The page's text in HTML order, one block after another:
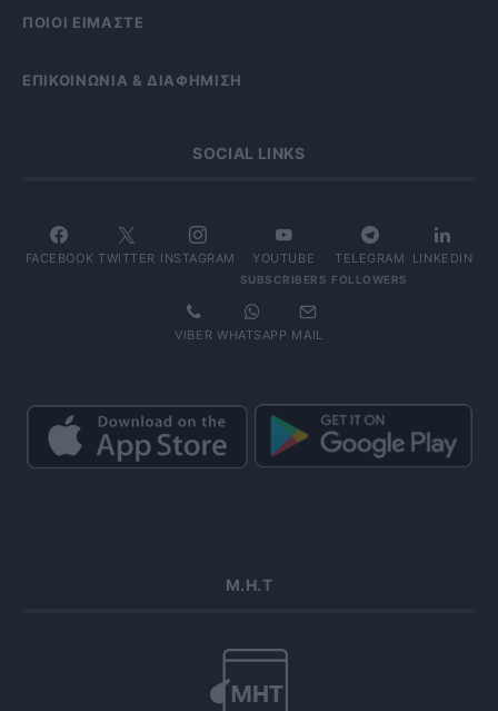
ΠΟΙΟΙ ΕΙΜΑΣΤΕ
ΕΠΙΚΟΙΝΩΝΙΑ & ΔΙΑΦΗΜΙΣΗ
SOCIAL LINKS
FACEBOOK TWITTER INSTAGRAM YOUTUBE
SUBSCRIBERS
TELEGRAM
FOLLOWERS
LINKEDIN
VIBER WHATSAPP MAIL
Μ.Η.Τ